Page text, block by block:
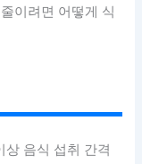
이려면 어떻게 식
상 음식 섭취 간격